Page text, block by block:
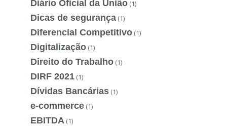
Diário Oficial da União (1)
Dicas de segurança (1)
Diferencial Competitivo (1)
Digitalização (1)
Direito do Trabalho (1)
DIRF 2021 (1)
Dívidas Bancárias (1)
e-commerce (1)
EBITDA (1)